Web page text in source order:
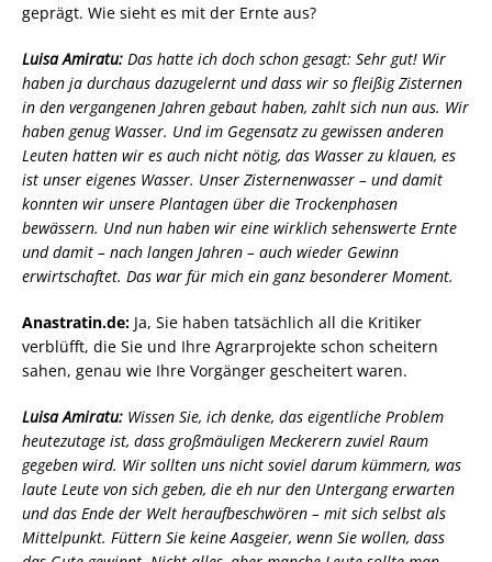
geprägt. Wie sieht es mit der Ernte aus?
Luisa Amiratu: Das hatte ich doch schon gesagt: Sehr gut! Wir
haben ja durchaus dazugelernt und dass wir so fleißig Zisternen
in den vergangenen Jahren gebaut haben, zahlt sich nun aus. Wir
haben genug Wasser. Und im Gegensatz zu gewissen anderen
Leuten hatten wir es auch nicht nötig, das Wasser zu klauen, es
ist unser eigenes Wasser. Unser Zisternenwasser – und damit
konnten wir unsere Plantagen über die Trockenphasen
bewässern. Und nun haben wir eine wirklich sehenswerte Ernte
und damit – nach langen Jahren – auch wieder Gewinn
erwirtschaftet. Das war für mich ein ganz besonderer Moment.
Anastratin.de: Ja, Sie haben tatsächlich all die Kritiker
verblüfft, die Sie und Ihre Agrarprojekte schon scheitern
sahen, genau wie Ihre Vorgänger gescheitert waren.
Luisa Amiratu: Wissen Sie, ich denke, das eigentliche Problem
heutezutage ist, dass großmäuligen Meckerern zuviel Raum
gegeben wird. Wir sollten uns nicht soviel darum kümmern, was
laute Leute von sich geben, die eh nur den Untergang erwarten
und das Ende der Welt heraufbeschwören – mit sich selbst als
Mittelpunkt. Füttern Sie keine Aasgeier, wenn Sie wollen, dass